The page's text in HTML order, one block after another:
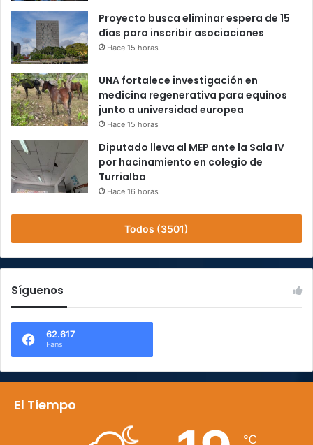
Proyecto busca eliminar espera de 15
días para inscribir asociaciones
Hace 15 horas
UNA fortalece investigación en
medicina regenerativa para equinos
junto a universidad europea
Hace 15 horas
Diputado lleva al MEP ante la Sala IV
por hacinamiento en colegio de
Turrialba
Hace 16 horas
Todos (3501)
Síguenos
62.617
Fans
El Tiempo
℃